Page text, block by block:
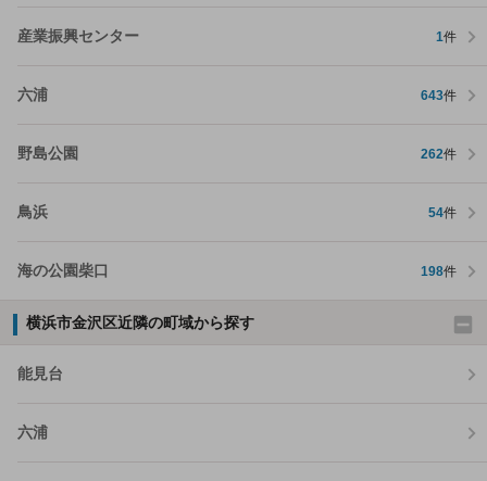
産業振興センター 1件
六浦 643件
野島公園 262件
鳥浜 54件
海の公園柴口 198件
横浜市金沢区近隣の町域から探す
能見台
六浦